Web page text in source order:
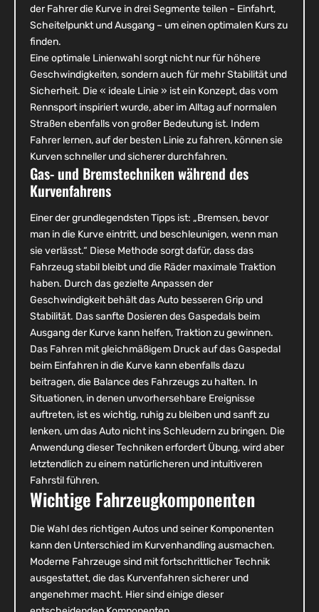
der Fahrer die Kurve in drei Segmente teilen – Einfahrt,
Scheitelpunkt und Ausgang – um einen optimalen Kurs zu
finden.
Eine optimale Linienwahl sorgt nicht nur für höhere
Geschwindigkeiten, sondern auch für mehr Stabilität und
Sicherheit. Die « ideale Linie » ist ein Konzept, das vom
Rennsport inspiriert wurde, aber im Alltag auf normalen
Straßen ebenfalls von großer Bedeutung ist. Indem
Fahrer lernen, auf der besten Linie zu fahren, können sie
Kurven schneller und sicherer durchfahren.
Gas- und Bremstechniken während des
Kurvenfahrens
Einer der grundlegendsten Tipps ist: „Bremsen, bevor
man in die Kurve eintritt, und beschleunigen, wenn man
sie verlässt.“ Diese Methode sorgt dafür, dass das
Fahrzeug stabil bleibt und die Räder maximale Traktion
haben. Durch das gezielte Anpassen der
Geschwindigkeit behält das Auto besseren Grip und
Stabilität. Das sanfte Dosieren des Gaspedals beim
Ausgang der Kurve kann helfen, Traktion zu gewinnen.
Das Fahren mit gleichmäßigem Druck auf das Gaspedal
beim Einfahren in die Kurve kann ebenfalls dazu
beitragen, die Balance des Fahrzeugs zu halten. In
Situationen, in denen unvorhersehbare Ereignisse
auftreten, ist es wichtig, ruhig zu bleiben und sanft zu
lenken, um das Auto nicht ins Schleudern zu bringen. Die
Anwendung dieser Techniken erfordert Übung, wird aber
letztendlich zu einem natürlicheren und intuitiveren
Fahrstil führen.
Wichtige Fahrzeugkomponenten
Die Wahl des richtigen Autos und seiner Komponenten
kann den Unterschied im Kurvenhandling ausmachen.
Moderne Fahrzeuge sind mit fortschrittlicher Technik
ausgestattet, die das Kurvenfahren sicherer und
angenehmer macht. Hier sind einige dieser